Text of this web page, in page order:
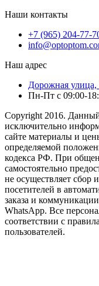
Наши контакты
+7 (965) 204-77-
Наш адрес
Дорожная улица,
Пн-Пт с 09:00-
Copyright 2016. Данный
исключительно
сайте материалы и
определяемой
кодекса РФ. При
самостоятельно
не осуществляет сбор
посетителей в
заказа и
WhatsApp. Все
соответствии с
пользователей.